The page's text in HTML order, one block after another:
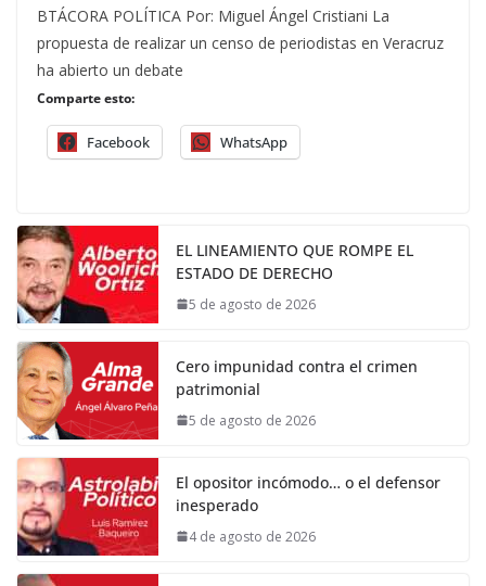
BTÁCORA POLÍTICA Por: Miguel Ángel Cristiani La
propuesta de realizar un censo de periodistas en Veracruz
ha abierto un debate
Comparte esto:
Facebook WhatsApp
EL LINEAMIENTO QUE ROMPE EL
ESTADO DE DERECHO
5 de agosto de 2026
Cero impunidad contra el crimen
patrimonial
5 de agosto de 2026
El opositor incómodo… o el defensor
inesperado
4 de agosto de 2026